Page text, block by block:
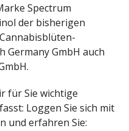
Spectrum
der bisherigen
Germany GmbH auch
für Sie wichtige
Loggen Sie sich mit
und erfahren Sie: